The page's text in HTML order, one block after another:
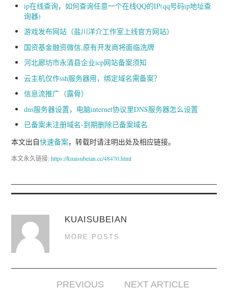
ip在线查询，如何查询任意一个在线QQ的IP(qq号码ip地址查
询器)
游戏发布网站（盐川洋介工作室上线官方网站）
国资基金融资微信,原有开发商将面临洗牌
河北廊坊市永清县企业icp网站备案须知
云主机仅作ssh服务器用，绑定域名需备案？
信息流推广（露骨）
dns服务器设置，电脑internet协议里DNS服务器怎么设置
已备案未注册域名-到期删除已备案域名
本文出自快速备案，转载时请注明出处及相应链接。
本文永久链接:https://kuaisubeian.cc/48470.html
KUAISUBEIAN
MORE POSTS
PREVIOUS
NEXT ARTICLE